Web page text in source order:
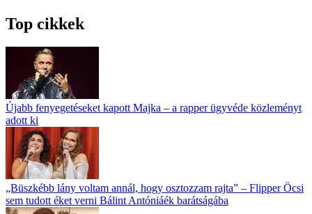
Top cikkek
Újabb fenyegetéseket kapott Majka – a rapper ügyvéde közleményt
adott ki
„Büszkébb lány voltam annál, hogy osztozzam rajta” – Flipper Öcsi
sem tudott éket verni Bálint Antóniáék barátságába